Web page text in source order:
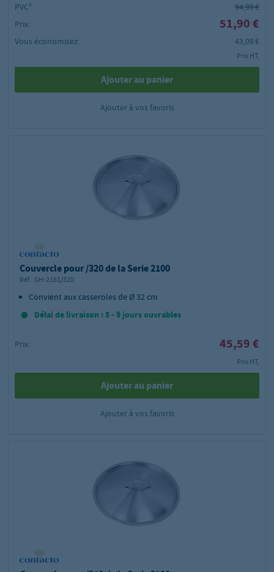
PVC²:
94,99 €
Prix:
51,90 €
Vous économisez: 43,09 €
Prix HT,
Ajouter au panier
Ajouter à vos favoris
Couvercle pour /320 de la Serie 2100
Réf.: GH-2161/320
Convient aux casseroles de Ø 32 cm
Délai de livraison : 5 - 9 jours ouvrables
Prix: 45,59 €
Prix HT,
Ajouter au panier
Ajouter à vos favoris